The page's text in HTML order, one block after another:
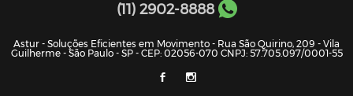
(11) 2902-8888
Astur - Soluções Eficientes em Movimento - Rua São Quirino, 209 - Vila
Guilherme - São Paulo - SP - CEP: 02056-070 CNPJ: 57.705.097/0001-55